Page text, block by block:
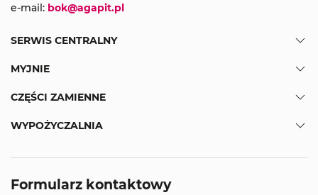
e-mail: bok@agapit.pl
SERWIS CENTRALNY
MYJNIE
CZĘŚCI ZAMIENNE
WYPOŻYCZALNIA
Formularz kontaktowy